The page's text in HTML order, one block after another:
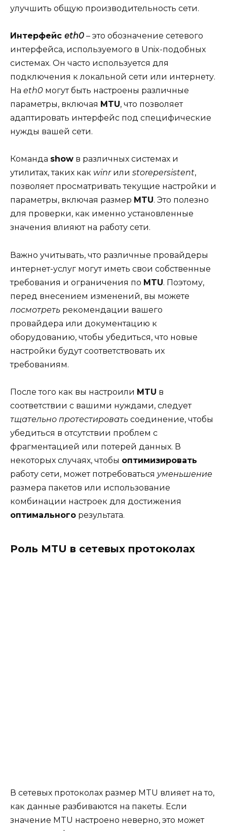
улучшить общую производительность сети.
Интерфейс eth0 – это обозначение сетевого
интерфейса, используемого в Unix-подобных
системах. Он часто используется для
подключения к локальной сети или интернету.
На eth0 могут быть настроены различные
параметры, включая MTU, что позволяет
адаптировать интерфейс под специфические
нужды вашей сети.
Команда show в различных системах и
утилитах, таких как winrили storepersistent,
позволяет просматривать текущие настройки и
параметры, включая размер MTU. Это полезно
для проверки, как именно установленные
значения влияют на работу сети.
Важно учитывать, что различные провайдеры
интернет-услуг могут иметь свои собственные
требования и ограничения по MTU. Поэтому,
перед внесением изменений, вы можете
посмотреть рекомендации вашего
провайдера или документацию к
оборудованию, чтобы убедиться, что новые
настройки будут соответствовать их
требованиям.
После того как вы настроили MTU в
соответствии с вашими нуждами, следует
тщательно протестировать соединение, чтобы
убедиться в отсутствии проблем с
фрагментацией или потерей данных. В
некоторых случаях, чтобы оптимизировать
работу сети, может потребоваться уменьшение
размера пакетов или использование
комбинации настроек для достижения
оптимального результата.
Роль MTU в сетевых протоколах
В сетевых протоколах размер MTU влияет на то,
как данные разбиваются на пакеты. Если
значение MTU настроено неверно, это может